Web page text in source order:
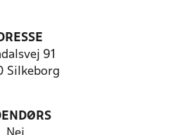
91
Silkeborg